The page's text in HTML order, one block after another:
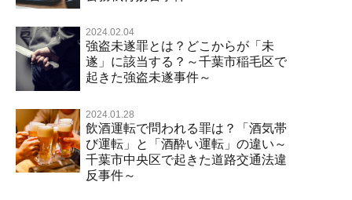
2024.02.04
強盗未遂罪とは？どこからが「未
遂」に該当する？～千葉市稲毛区で
起きた強盗未遂事件～
2024.01.28
飲酒運転で問われる罪は？「酒気帯
び運転」と「酒酔い運転」の違い～
千葉市中央区で起きた道路交通法違
反事件～